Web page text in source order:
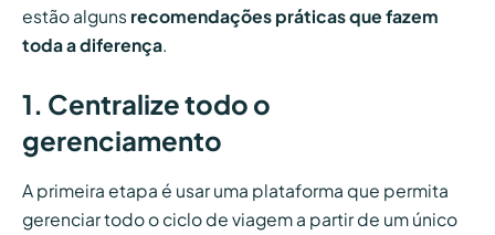
estão alguns recomendações práticas que fazem
toda a diferença.
1. Centralize todo o
gerenciamento
A primeira etapa é usar uma plataforma que permita
gerenciar todo o ciclo de viagem a partir de um único